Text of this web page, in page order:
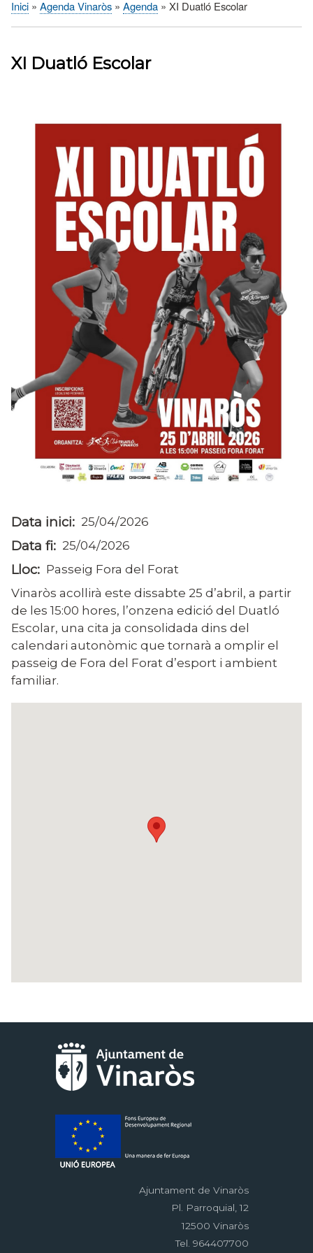
Fil
Inici Agenda Vinaròs Agenda XI Duatló Escolar
XI Duatló Escolar
Data inici 25/04/2026
Data fi 25/04/2026
Lloc
Passeig Fora del Forat
Vinaròs acollirà este dissabte 25 d’abril, a partir
de les 15:00 hores, l’onzena edició del Duatló
Escolar, una cita ja consolidada dins del
calendari autonòmic que tornarà a omplir el
passeig de Fora del Forat d’esport i ambient
familiar.
Ajuntament de Vinaròs
Pl. Parroquial, 12
12500 Vinaròs
Tel. 964407700